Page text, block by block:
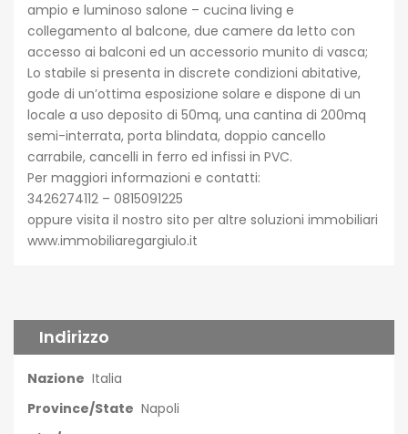
ampio e luminoso salone – cucina living e
collegamento al balcone, due camere da letto con
accesso ai balconi ed un accessorio munito di vasca;
Lo stabile si presenta in discrete condizioni abitative,
gode di un’ottima esposizione solare e dispone di un
locale a uso deposito di 50mq, una cantina di 200mq
semi-interrata, porta blindata, doppio cancello
carrabile, cancelli in ferro ed infissi in PVC.
Per maggiori informazioni e contatti:
3426274112 – 0815091225
oppure visita il nostro sito per altre soluzioni immobiliari
www.immobiliaregargiulo.it
Indirizzo
Nazione Italia
Province/State Napoli